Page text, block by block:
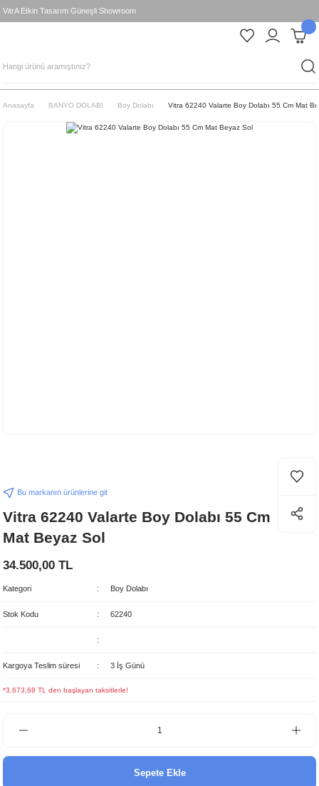
VitrA Etkin Tasarım Güneşli Showroom
Anasayfa BANYO DOLABI Boy Dolabı Vitra 62240 Valarte Boy Dolabı 55 Cm Mat
Bu markanın ürünlerine git
Vitra 62240 Valarte Boy Dolabı 55 Cm
Mat Beyaz Sol
34.500,00 TL
Kategori Boy Dolabı
Stok Kodu 62240
Kargoya Teslim süresi 3 İş Günü
*3.673,68 TL den başlayan taksitlerle!
Sepete Ekle